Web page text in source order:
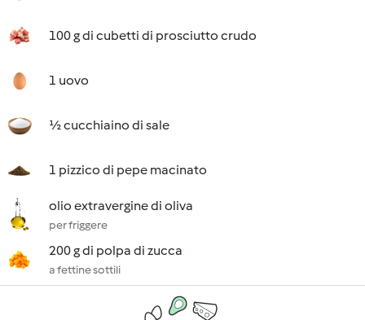
100 g di cubetti di prosciutto crudo
1 uovo
½ cucchiaino di sale
1 pizzico di pepe macinato
olio extravergine di oliva
per friggere
200 g di polpa di zucca
a fettine sottili